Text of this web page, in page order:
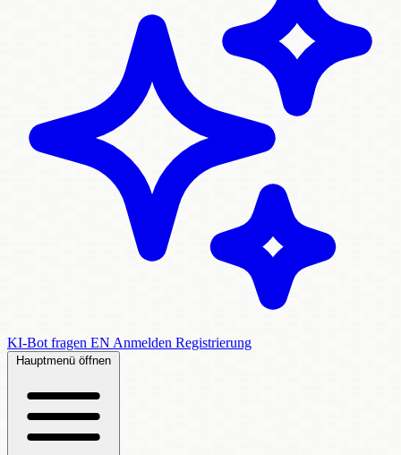
KI-Bot fragen EN Anmelden Registrierung
Hauptmenü öffnen